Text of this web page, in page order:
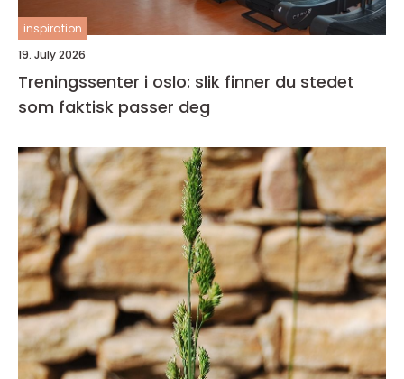
inspiration
19. July 2026
Treningssenter i oslo: slik finner du stedet
som faktisk passer deg